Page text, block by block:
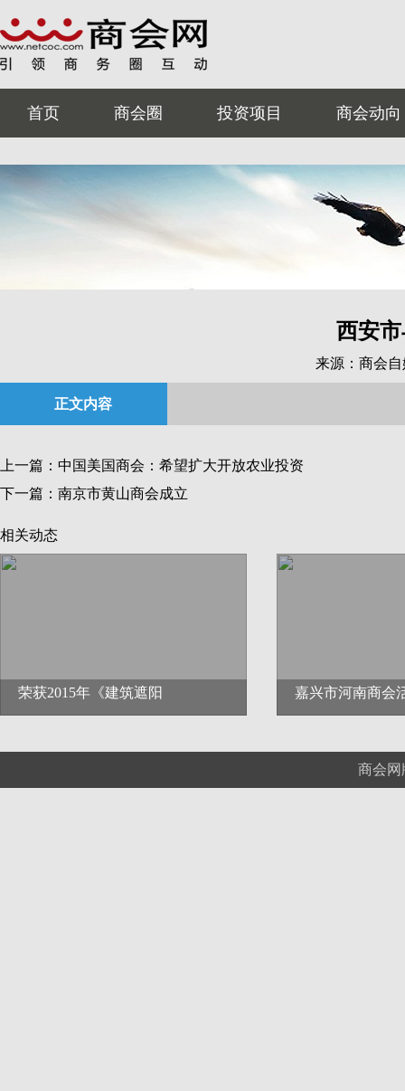
首页 商会圈 投资项目 商会动向
西安
来源：商会
正文内容
上一篇： 中国美国商会：希望扩大开放农业投资
下一篇： 南京市黄山商会成立
相关动态
荣获2015年《建筑遮阳 嘉兴市河南商会
商会网